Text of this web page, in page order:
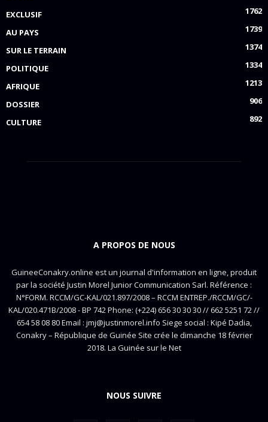
EXCLUSIF
1762
AU PAYS
1739
SUR LE TERRAIN
1374
POLITIQUE
1334
AFRIQUE
1213
DOSSIER
906
CULTURE
892
A PROPOS DE NOUS
GuineeConakry.online est un journal d'information en ligne, produit
par la société Justin Morel Junior Communication Sarl. Référence :
N°FORM. RCCM/GC-KAL/021.897/2008 – RCCM ENTREP./RCCM/GC/-
KAL/020.471B/2008 - BP 742 Phone: (+224) 656 30 30 30 // 662 5251 72 //
654 58 08 80 Email : jmj@justinmorel.info Siege social : Kipé Dadia,
Conakry – République de Guinée Site crée le dimanche 18 février
2018. La Guinée sur le Net
NOUS SUIVRE